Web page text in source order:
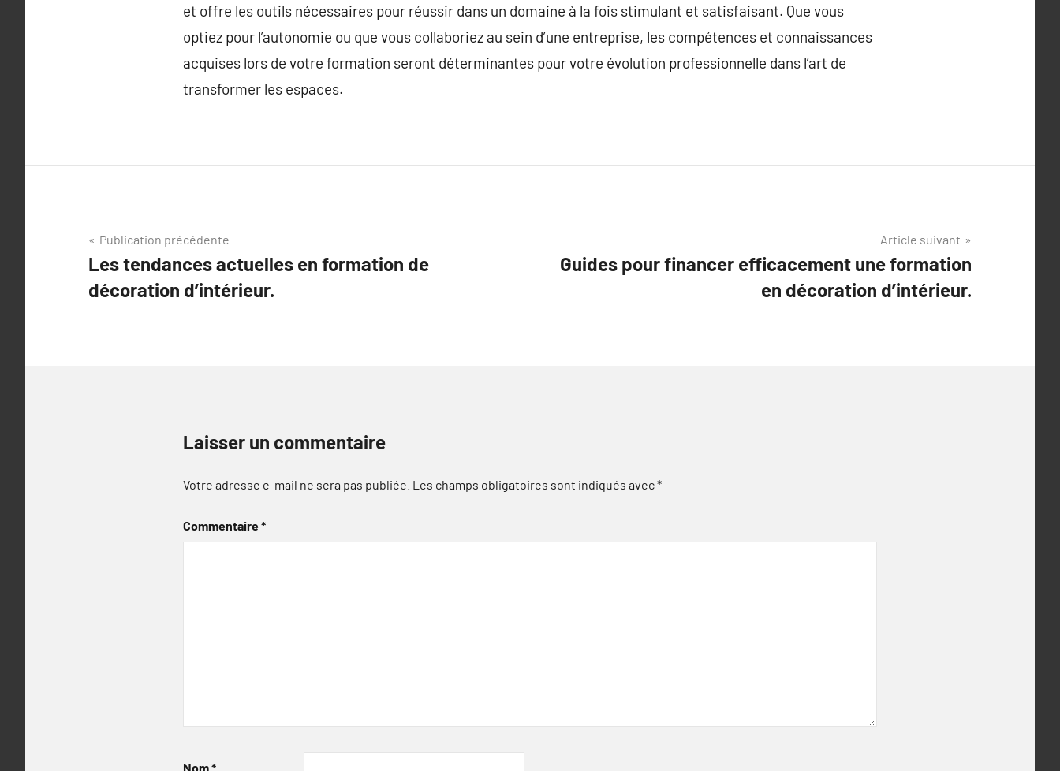
et offre les outils nécessaires pour réussir dans un domaine à la fois stimulant et satisfaisant. Que vous
optiez pour l’autonomie ou que vous collaboriez au sein d’une entreprise, les compétences et connaissances
acquises lors de votre formation seront déterminantes pour votre évolution professionnelle dans l’art de
transformer les espaces.
Navigation
de
l’article
Publication précédente
Les tendances actuelles en formation de
décoration d’intérieur.
Article suivant
Guides pour financer efficacement une formation
en décoration d’intérieur.
Laisser un commentaire
Votre adresse e-mail ne sera pas publiée. Les champs obligatoires sont indiqués avec*
Commentaire*
Nom*